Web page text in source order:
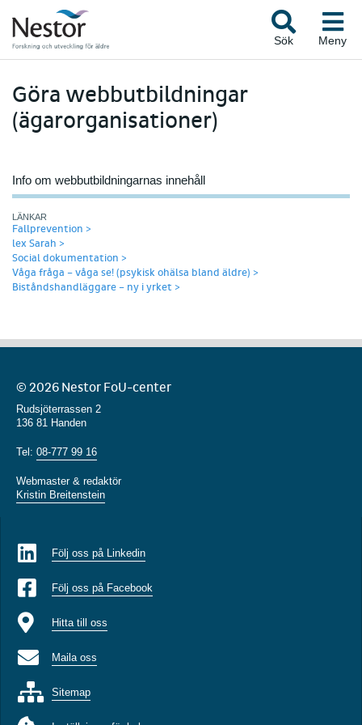
Sök Meny
Göra webbutbildningar
(ägarorganisationer)
Info om webbutbildningarnas innehåll
LÄNKAR
Fallprevention >
lex Sarah >
Social dokumentation >
Våga fråga – våga se! (psykisk ohälsa bland äldre) >
Biståndshandläggare – ny i yrket >
© 2026 Nestor FoU-center
Rudsjöterrassen 2
136 81 Handen
Tel: 08-777 99 16
Webmaster & redaktör
Kristin Breitenstein
Följ oss på Linkedin
Följ oss på Facebook
Hitta till oss
Maila oss
Sitemap